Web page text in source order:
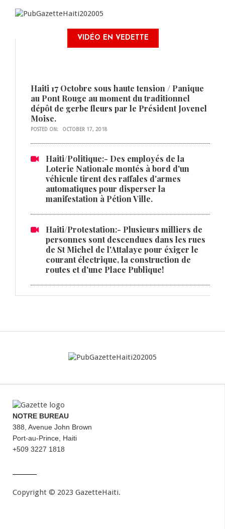
VIDÉO EN VEDETTE
Haiti 17 Octobre sous haute tension / Panique
au Pont Rouge au moment du traditionnel
dépôt de gerbe fleurs par le Président Jovenel
Moise.
POSTED ON: OCTOBER 17, 2018
Haiti/Politique:- Des employés de la
Loterie Nationale montés à bord d'un
véhicule tirent des raffales d'armes
automatiques pour disperser la
manifestation à Pétion Ville.
Haiti/Protestation:- Plusieurs milliers de
personnes sont descendues dans les rues
de St Michel de l'Attalaye pour éxiger le
courant électrique, la construction de
routes et d'une Place Publique!
NOTRE BUREAU
388, Avenue John Brown
Port-au-Prince, Haiti
+509 3227 1818
Copyright © 2023 GazetteHaiti.